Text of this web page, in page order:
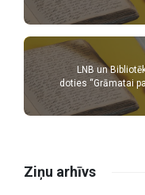
LNB un
doties “Grāmatai
Ziņu arhīvs